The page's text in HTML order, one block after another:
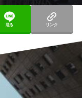
送る リンク